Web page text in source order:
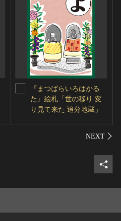
『まつばらいろはかる
た』絵札「世の移り 変
り見て来た 追分地蔵」
シェ